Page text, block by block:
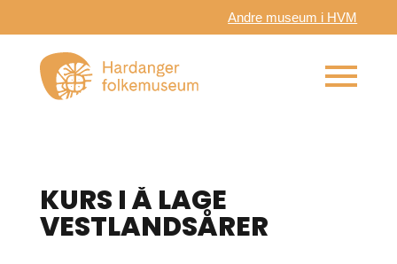
Andre museum i HVM
KURS I Å LAGE
VESTLANDSÅRER